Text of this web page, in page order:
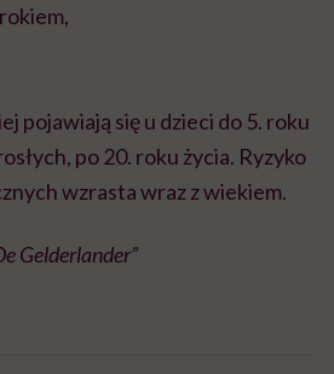
pojawiają się u dzieci do 5. roku
po 20. roku życia. Ryzyko
wzrasta wraz z wiekiem.
Gelderlander”